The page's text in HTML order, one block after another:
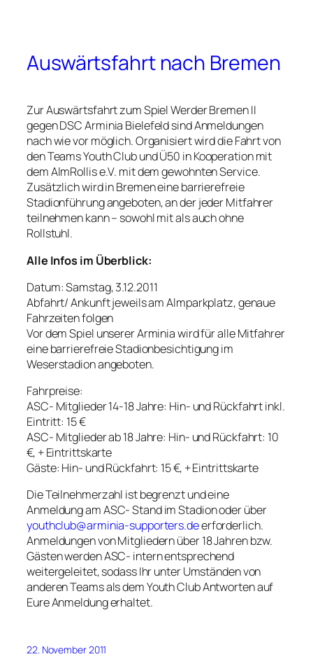
Auswärtsfahrt nach Bremen
Zur Auswärtsfahrt zum Spiel Werder Bremen II
gegen DSC Arminia Bielefeld sind Anmeldungen
nach wie vor möglich. Organisiert wird die Fahrt von
den Teams Youth Club und Ü50 in Kooperation mit
dem AlmRollis e.V. mit dem gewohnten Service.
Zusätzlich wird in Bremen eine barrierefreie
Stadionführung angeboten, an der jeder Mitfahrer
teilnehmen kann – sowohl mit als auch ohne
Rollstuhl.
Alle Infos im Überblick:
Datum: Samstag, 3.12.2011
Abfahrt/ Ankunft jeweils am Almparkplatz, genaue
Fahrzeiten folgen
Vor dem Spiel unserer Arminia wird für alle Mitfahrer
eine barrierefreie Stadionbesichtigung im
Weserstadion angeboten.
Fahrpreise:
ASC- Mitglieder 14-18 Jahre: Hin- und Rückfahrt inkl.
Eintritt: 15 €
ASC- Mitglieder ab 18 Jahre: Hin- und Rückfahrt: 10
€, + Eintrittskarte
Gäste: Hin- und Rückfahrt: 15 €, + Eintrittskarte
Die Teilnehmerzahl ist begrenzt und eine
Anmeldung am ASC- Stand im Stadion oder über
youthclub@arminia-supporters.deerforderlich.
Anmeldungen von Mitgliedern über 18 Jahren bzw.
Gästen werden ASC- intern entsprechend
weitergeleitet, sodass Ihr unter Umständen von
anderen Teams als dem Youth Club Antworten auf
Eure Anmeldung erhaltet.
22. November 2011